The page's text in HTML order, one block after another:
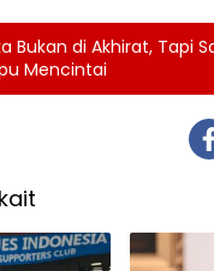
Bukan di Akhirat, Tapi
Mencintai